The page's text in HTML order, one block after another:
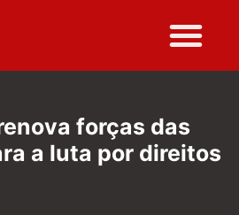
forças das
a luta por direitos